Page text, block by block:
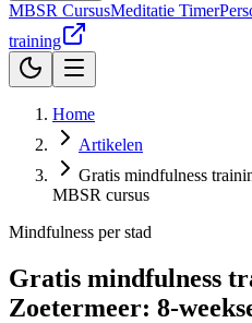
MBSR CursusMeditatie Timer
training
Home
Artikelen
Gratis mindfulness
MBSR cursus
Mindfulness per stad
Gratis mindfulness
Zoetermeer: 8-